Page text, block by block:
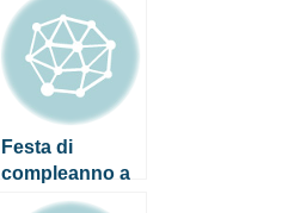
Festa di
compleanno a
tema: i consigli